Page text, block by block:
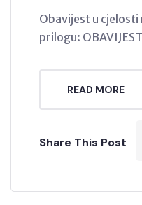
Obavijest u
prilogu: OBAVIJEST
READ MORE
Share This Post